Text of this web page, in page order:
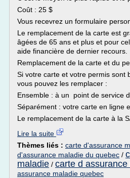
Coût : 25 $
Vous recevrez un formulaire
Le remplacement de la carte est
âgées de 65 ans et plus et pour
aide financière de dernier recours.
Remplacement de la carte et du
Si votre carte et votre permis sont
vous pouvez les remplacer :
Ensemble : à un point de service
Séparément : votre carte en ligne
Le remplacement de la carte à la
Lire la suite
Thèmes liés : carte d'assurance
d'assurance maladie du quebec /
maladie / carte d assurance
assurance maladie quebec